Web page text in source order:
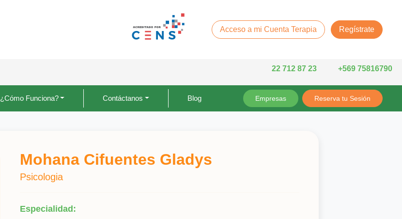
Acceso a mi Cuenta Terapia Regístrate
22 712 87 23 +569 75816790
¿Cómo Funciona? Contáctanos Blog Empresas Reserva tu Sesión
Mohana Cifuentes Gladys
Psicologia
Especialidad: